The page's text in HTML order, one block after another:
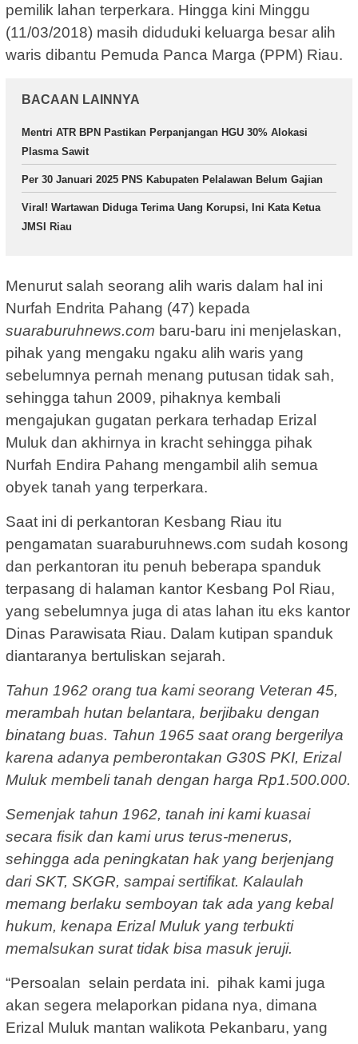
pemilik lahan terperkara. Hingga kini Minggu
(11/03/2018) masih diduduki keluarga besar alih
waris dibantu Pemuda Panca Marga (PPM) Riau.
BACAAN LAINNYA
Mentri ATR BPN Pastikan Perpanjangan HGU 30% Alokasi
Plasma Sawit
Per 30 Januari 2025 PNS Kabupaten Pelalawan Belum Gajian
Viral! Wartawan Diduga Terima Uang Korupsi, Ini Kata Ketua
JMSI Riau
Menurut salah seorang alih waris dalam hal ini
Nurfah Endrita Pahang (47) kepada
suaraburuhnews.com baru-baru ini menjelaskan,
pihak yang mengaku ngaku alih waris yang
sebelumnya pernah menang putusan tidak sah,
sehingga tahun 2009, pihaknya kembali
mengajukan gugatan perkara terhadap Erizal
Muluk dan akhirnya in kracht sehingga pihak
Nurfah Endira Pahang mengambil alih semua
obyek tanah yang terperkara.
Saat ini di perkantoran Kesbang Riau itu
pengamatan suaraburuhnews.com sudah kosong
dan perkantoran itu penuh beberapa spanduk
terpasang di halaman kantor Kesbang Pol Riau,
yang sebelumnya juga di atas lahan itu eks kantor
Dinas Parawisata Riau. Dalam kutipan spanduk
diantaranya bertuliskan sejarah.
Tahun 1962 orang tua kami seorang Veteran 45,
merambah hutan belantara, berjibaku dengan
binatang buas. Tahun 1965 saat orang bergerilya
karena adanya pemberontakan G30S PKI, Erizal
Muluk membeli tanah dengan harga Rp1.500.000.
Semenjak tahun 1962, tanah ini kami kuasai
secara fisik dan kami urus terus-menerus,
sehingga ada peningkatan hak yang berjenjang
dari SKT, SKGR, sampai sertifikat. Kalaulah
memang berlaku semboyan tak ada yang kebal
hukum, kenapa Erizal Muluk yang terbukti
memalsukan surat tidak bisa masuk jeruji.
“Persoalan selain perdata ini. pihak kami juga
akan segera melaporkan pidana nya, dimana
Erizal Muluk mantan walikota Pekanbaru, yang